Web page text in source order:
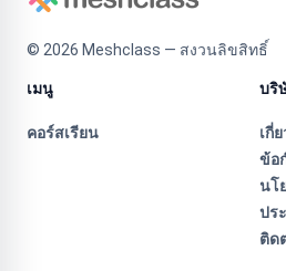
© 2026 Meshclass — สงวนลิขสิทธิ์
เมนู
คอร์สเรียน
บริ
เกี่
ข้อ
นโ
ปร
ติด